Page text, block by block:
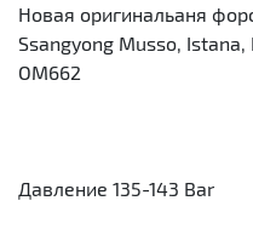
Новая оригинальаня
Ssangyong Musso,
OM662
Давление 135-143 Bar